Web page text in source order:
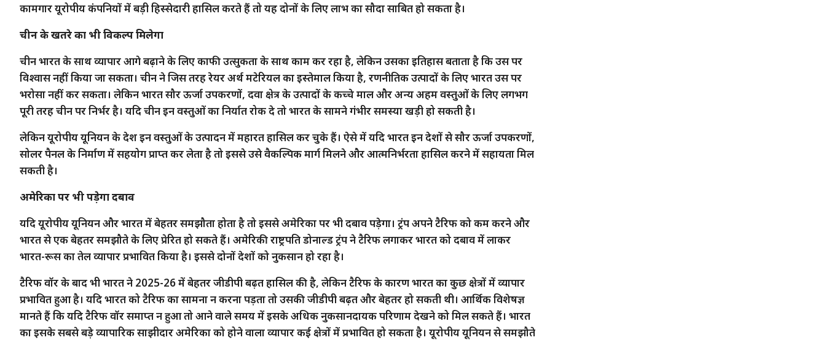
कामगार यूरोपीय कंपनियों में बड़ी हिस्सेदारी हासिल करते हैं तो यह दोनों के लिए लाभ का सौदा साबित हो सकता है।
चीन के खतरे का भी विकल्प मिलेगा
चीन भारत के साथ व्यापार आगे बढ़ाने के लिए काफी उत्सुकता के साथ काम कर रहा है, लेकिन उसका इतिहास बताता है कि उस पर
विश्वास नहीं किया जा सकता। चीन ने जिस तरह रेयर अर्थ मटेरियल का इस्तेमाल किया है, रणनीतिक उत्पादों के लिए भारत उस पर
भरोसा नहीं कर सकता। लेकिन भारत सौर ऊर्जा उपकरणों, दवा क्षेत्र के उत्पादों के कच्चे माल और अन्य अहम वस्तुओं के लिए लगभग
पूरी तरह चीन पर निर्भर है। यदि चीन इन वस्तुओं का निर्यात रोक दे तो भारत के सामने गंभीर समस्या खड़ी हो सकती है।
लेकिन यूरोपीय यूनियन के देश इन वस्तुओं के उत्पादन में महारत हासिल कर चुके हैं। ऐसे में यदि भारत इन देशों से सौर ऊर्जा उपकरणों,
सोलर पैनल के निर्माण में सहयोग प्राप्त कर लेता है तो इससे उसे वैकल्पिक मार्ग मिलने और आत्मनिर्भरता हासिल करने में सहायता मिल
सकती है।
अमेरिका पर भी पड़ेगा दबाव
यदि यूरोपीय यूनियन और भारत में बेहतर समझौता होता है तो इससे अमेरिका पर भी दबाव पड़ेगा। ट्रंप अपने टैरिफ को कम करने और
भारत से एक बेहतर समझौते के लिए प्रेरित हो सकते हैं। अमेरिकी राष्ट्रपति डोनाल्ड ट्रंप ने टैरिफ लगाकर भारत को दबाव में लाकर
भारत-रूस का तेल व्यापार प्रभावित किया है। इससे दोनों देशों को नुकसान हो रहा है।
टैरिफ वॉर के बाद भी भारत ने 2025-26 में बेहतर जीडीपी बढ़त हासिल की है, लेकिन टैरिफ के कारण भारत का कुछ क्षेत्रों में व्यापार
प्रभावित हुआ है। यदि भारत को टैरिफ का सामना न करना पड़ता तो उसकी जीडीपी बढ़त और बेहतर हो सकती थी। आर्थिक विशेषज्ञ
मानते हैं कि यदि टैरिफ वॉर समाप्त न हुआ तो आने वाले समय में इसके अधिक नुकसानदायक परिणाम देखने को मिल सकते हैं। भारत
का इसके सबसे बड़े व्यापारिक साझीदार अमेरिका को होने वाला व्यापार कई क्षेत्रों में प्रभावित हो सकता है। यूरोपीय यूनियन से समझौते